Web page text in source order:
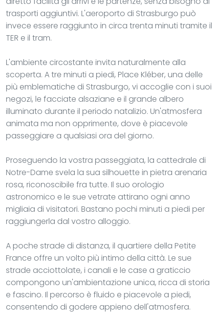
trasporti aggiuntivi. L'aeroporto di Strasburgo può
invece essere raggiunto in circa trenta minuti tramite il
TER e il tram.
L'ambiente circostante invita naturalmente alla
scoperta. A tre minuti a piedi, Place Kléber, una delle
più emblematiche di Strasburgo, vi accoglie con i suoi
negozi, le facciate alsaziane e il grande albero
illuminato durante il periodo natalizio. Un'atmosfera
animata ma non opprimente, dove è piacevole
passeggiare a qualsiasi ora del giorno.
Proseguendo la vostra passeggiata, la cattedrale di
Notre-Dame svela la sua silhouette in pietra arenaria
rosa, riconoscibile fra tutte. Il suo orologio
astronomico e le sue vetrate attirano ogni anno
migliaia di visitatori. Bastano pochi minuti a piedi per
raggiungerla dal vostro alloggio.
A poche strade di distanza, il quartiere della Petite
France offre un volto più intimo della città. Le sue
strade acciottolate, i canali e le case a graticcio
compongono un'ambientazione unica, ricca di storia
e fascino. Il percorso è fluido e piacevole a piedi,
consentendo di godere appieno dell'atmosfera.